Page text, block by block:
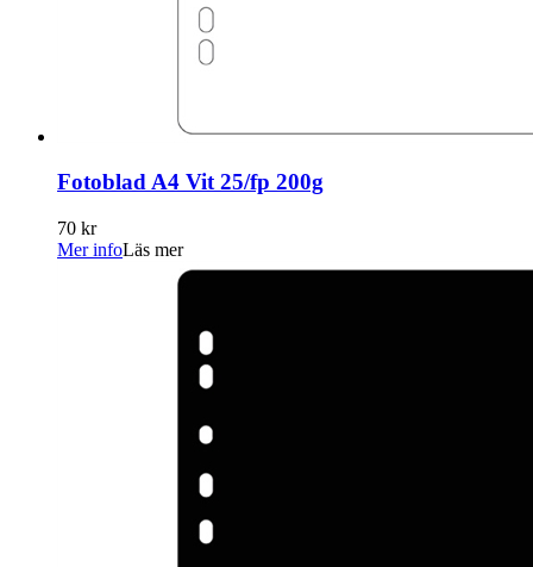
Fotoblad A4 Vit 25/fp 200g
70 kr
Mer infoLäs mer